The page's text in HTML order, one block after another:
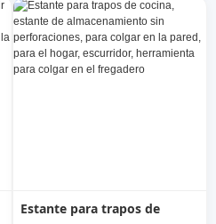
para cortar escamas, pelador
manual de escamas de
pescado, herramienta para
cortar la barriga de pescado,
Estante para trapos de